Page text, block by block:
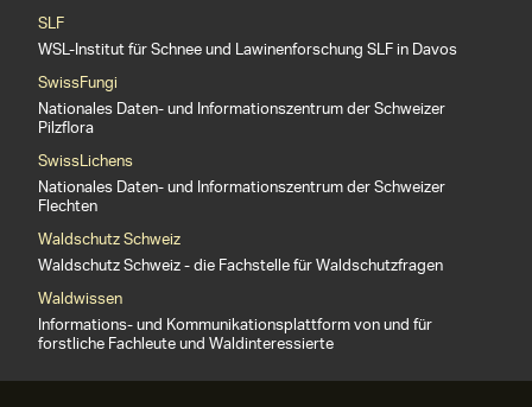
SLF
WSL-Institut für Schnee und Lawinenforschung SLF in Davos
SwissFungi
Nationales Daten- und Informationszentrum der Schweizer
Pilzflora
SwissLichens
Nationales Daten- und Informationszentrum der Schweizer
Flechten
Waldschutz Schweiz
Waldschutz Schweiz - die Fachstelle für Waldschutzfragen
Waldwissen
Informations- und Kommunikationsplattform von und für
forstliche Fachleute und Waldinteressierte